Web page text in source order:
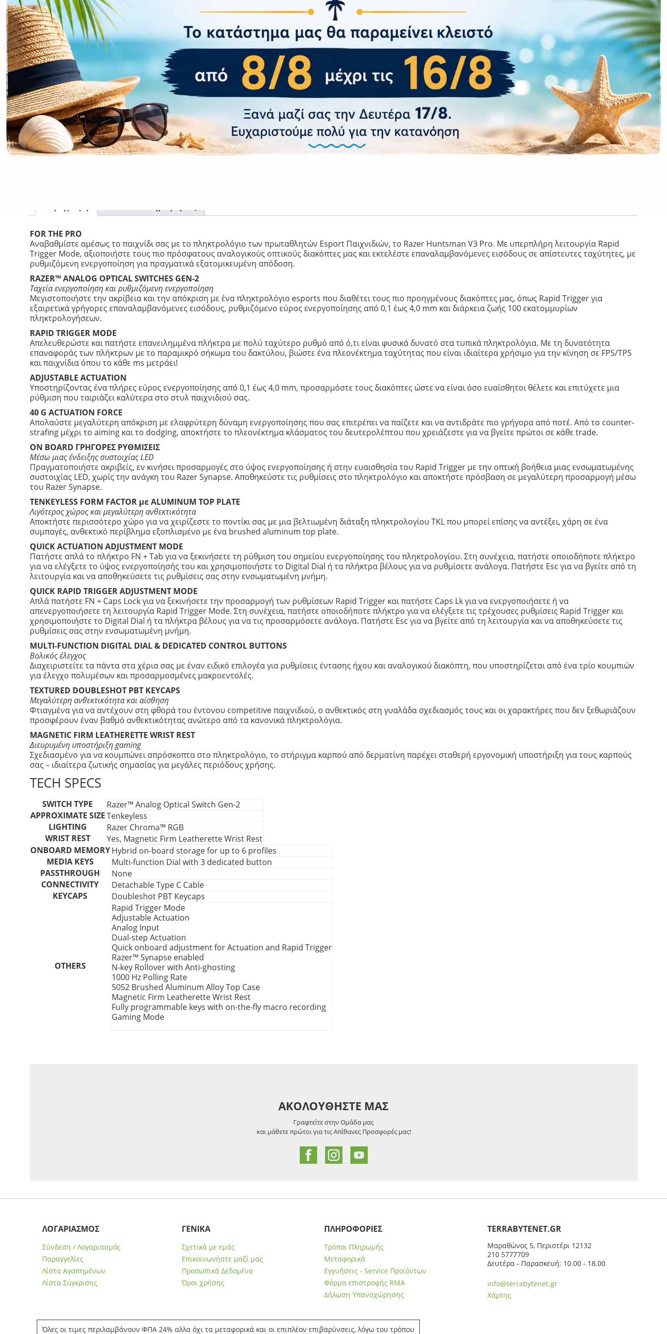
CASE FANS
LIQUID COOLERS
CPU COOLERS
ΕΙΚΟΝΑ-ΗΧΟΣ
ACCESSORIES
GAMING
ΟΙΚΙΑΚΕΣ ΣΥΣΚΕΥΕΣ
ΠΡΟΣΩΠΙΚΗ ΦΡΟΝΤΙΔΑ
169,30€
Add to wishlist
λάθη στο προϊόν. Οποιαδήποτε άλλη βλάβη
(πτώση, υγρασία, κακή μεταχείριση,
παρέμβαση στα εσωτερικά τμήματα από μη
εξουσιοδοτημένα άτομα) αυτομάτως θέτει το
προϊόν εκτός εγγύησης και θα υπάρχει
χρέωση για την επισκευή του καθώς και για
τον έλεγχο.
Επιστροφές εντός 14 ημερών μόνο εάν το
προϊόν επιστραφεί σφραγισμένο σε άψογη
κατάσταση
FOR THE PRO
Αναβαθμίστε αμέσως το παιχνίδι σας με το πληκτρολόγιο των πρωταθλητών Esport Παιχνιδιών, το Razer Huntsman V3 Pro. Με υπερπλήρη λειτουργία Rapid
Trigger Mode, αξιοποιήστε τους πιο πρόσφατους αναλογικούς οπτικούς διακόπτες μας και εκτελέστε επαναλαμβανόμενες εισόδους σε απίστευτες ταχύτητες, με
ρυθμιζόμενη ενεργοποίηση για πραγματικά εξατομικευμένη απόδοση.
RAZER™ ANALOG OPTICAL SWITCHES GEN‑2
Ταχεία ενεργοποίηση και ρυθμιζόμενη ενεργοποίηση
Μεγιστοποιήστε την ακρίβεια και την απόκριση με ένα πληκτρολόγιο esports που διαθέτει τους πιο προηγμένους διακόπτες μας, όπως Rapid Trigger για
εξαιρετικά γρήγορες επαναλαμβανόμενες εισόδους, ρυθμιζόμενο εύρος ενεργοποίησης από 0,1 έως 4,0 mm και διάρκεια ζωής 100 εκατομμυρίων
πληκτρολογήσεων.
RAPID TRIGGER MODE
Απελευθερώστε και πατήστε επανειλημμένα πλήκτρα με πολύ ταχύτερο ρυθμό από ό,τι είναι φυσικά δυνατό στα τυπικά πληκτρολόγια. Με τη δυνατότητα
επαναφοράς των πλήκτρων με το παραμικρό σήκωμα του δακτύλου, βιώστε ένα πλεονέκτημα ταχύτητας που είναι ιδιαίτερα χρήσιμο για την κίνηση σε FPS/TPS
και παιχνίδια όπου το κάθε ms μετράει!
ADJUSTABLE ACTUATION
Υποστηρίζοντας ένα πλήρες εύρος ενεργοποίησης από 0,1 έως 4,0 mm, προσαρμόστε τους διακόπτες ώστε να είναι όσο ευαίσθητοι θέλετε και επιτύχετε μια
ρύθμιση που ταιριάζει καλύτερα στο στυλ παιχνιδιού σας.
40 G ACTUATION FORCE
Απολαύστε μεγαλύτερη απόκριση με ελαφρύτερη δύναμη ενεργοποίησης που σας επιτρέπει να παίζετε και να αντιδράτε πιο γρήγορα από ποτέ. Από το counter-
strafing μέχρι το aiming και το dodging, αποκτήστε το πλεονέκτημα κλάσματος του δευτερολέπτου που χρειάζεστε για να βγείτε πρώτοι σε κάθε trade.
ON BOARD ΓΡΗΓΟΡΕΣ ΡΥΘΜΙΣΕΙΣ
Μέσω μιας ένδειξης συστοιχίας LED
Πραγματοποιήστε ακριβείς, εν κινήσει προσαρμογές στο ύψος ενεργοποίησης ή στην ευαισθησία του Rapid Trigger με την οπτική βοήθεια μιας ενσωματωμένης
συστοιχίας LED, χωρίς την ανάγκη του Razer Synapse. Αποθηκεύστε τις ρυθμίσεις στο πληκτρολόγιο και αποκτήστε πρόσβαση σε μεγαλύτερη προσαρμογή μέσω
του Razer Synapse.
TENKEYLESS FORM FACTOR με ALUMINUM TOP PLATE
Λιγότερος χώρος και μεγαλύτερη ανθεκτικότητα
Αποκτήστε περισσότερο χώρο για να χειρίζεστε το ποντίκι σας με μια βελτιωμένη διάταξη πληκτρολογίου TKL που μπορεί επίσης να αντέξει, χάρη σε ένα
συμπαγές, ανθεκτικό περίβλημα εξοπλισμένο με ένα brushed aluminum top plate.
QUICK ACTUATION ADJUSTMENT MODE
Πατήστε απλά το πλήκτρο FN + Tab για να ξεκινήσετε τη ρύθμιση του σημείου ενεργοποίησης του πληκτρολογίου. Στη συνέχεια, πατήστε οποιοδήποτε πλήκτρο
για να ελέγξετε το ύψος ενεργοποίησής του και χρησιμοποιήστε το Digital Dial ή τα πλήκτρα βέλους για να ρυθμίσετε ανάλογα. Πατήστε Esc για να βγείτε από τη
λειτουργία και να αποθηκεύσετε τις ρυθμίσεις σας στην ενσωματωμένη μνήμη.
QUICK RAPID TRIGGER ADJUSTMENT MODE
Απλά πατήστε FN + Caps Lock για να ξεκινήσετε την προσαρμογή των ρυθμίσεων Rapid Trigger και πατήστε Caps Lk για να ενεργοποιήσετε ή να
απενεργοποιήσετε τη λειτουργία Rapid Trigger Mode. Στη συνέχεια, πατήστε οποιοδήποτε πλήκτρο για να ελέγξετε τις τρέχουσες ρυθμίσεις Rapid Trigger και
χρησιμοποιήστε το Digital Dial ή τα πλήκτρα βέλους για να τις προσαρμόσετε ανάλογα. Πατήστε Esc για να βγείτε από τη λειτουργία και να αποθηκεύσετε τις
ρυθμίσεις σας στην ενσωματωμένη μνήμη.
MULTI-FUNCTION DIGITAL DIAL & DEDICATED CONTROL BUTTONS
Βολικός έλεγχος
Διαχειριστείτε τα πάντα στα χέρια σας με έναν ειδικό επιλογέα για ρυθμίσεις έντασης ήχου και αναλογικού διακόπτη, που υποστηρίζεται από ένα τρίο κουμπιών
για έλεγχο πολυμέσων και προσαρμοσμένες μακροεντολές.
TEXTURED DOUBLESHOT PBT KEYCAPS
Μεγαλύτερη ανθεκτικότητα και αίσθηση
Φτιαγμένα για να αντέχουν στη φθορά του έντονου competitive παιχνιδιού, ο ανθεκτικός στη γυαλάδα σχεδιασμός τους και οι χαρακτήρες που δεν ξεθωριάζουν
προσφέρουν έναν βαθμό ανθεκτικότητας ανώτερο από τα κανονικά πληκτρολόγια.
MAGNETIC FIRM LEATHERETTE WRIST REST
Διευρυμένη υποστήριξη gaming
Σχεδιασμένο για να κουμπώνει απρόσκοπτα στο πληκτρολόγιο, το στήριγμα καρπού από δερματίνη παρέχει σταθερή εργονομική υποστήριξη για τους καρπούς
σας – ιδιαίτερα ζωτικής σημασίας για μεγάλες περιόδους χρήσης.
TECH SPECS
SWITCH TYPE
Razer™ Analog Optical Switch Gen-2
APPROXIMATE SIZETenkeyless
LIGHTING
Razer Chroma™ RGB
WRIST REST
Yes, Magnetic Firm Leatherette Wrist Rest
ONBOARD MEMORY Hybrid on-board storage for up to 6 profiles
MEDIA KEYS
Multi-function Dial with 3 dedicated button
PASSTHROUGH
None
CONNECTIVITY
Detachable Type C Cable
KEYCAPS
Doubleshot PBT Keycaps
OTHERS
Rapid Trigger Mode
Adjustable Actuation
Analog Input
Dual-step Actuation
Quick onboard adjustment for Actuation and Rapid Trigger
Razer™ Synapse enabled
N-key Rollover with Anti-ghosting
1000 Hz Polling Rate
5052 Brushed Aluminum Alloy Top Case
Magnetic Firm Leatherette Wrist Rest
Fully programmable keys with on-the-fly macro recording
Gaming Mode
ΑΚΟΛΟΥΘΗΣΤΕ ΜΑΣ
Γραφτείτε στην Ομάδα μας
και μάθετε πρώτοι για τις Απίθανες Προσφορές μας!
ΛΟΓΑΡΙΑΣΜΟΣ
Σύνδεση / Λογαριασμός
Παραγγελίες
Λίστα Αγαπημένων
Λίστα Σύγκρισης
ΓΕΝΙΚΑ
Σχετικά με εμάς
Επικοινωνήστε μαζί μας
Προσωπικά Δεδομένα
Όροι χρήσης
ΠΛΗΡΟΦΟΡΙΕΣ
Τρόποι Πληρωμής
Μεταφορικά
Εγγυήσεις - Service Προϊόντων
Φόρμα επιστροφής RMA
Δήλωση Υπαναχώρησης
ΤERRABYTENET.GR
Μαραθώνος 5, Περιστέρι 12132
210 5777709
Δευτέρα - Παρασκευή: 10.00 - 18.00
info@terrabytenet.gr
Χάρτης
Όλες οι τιμες περιλαμβάνουν ΦΠΑ 24% αλλα όχι τα μεταφορικά και οι επιπλέον επιβαρύνσεις, λόγω του τρόπου